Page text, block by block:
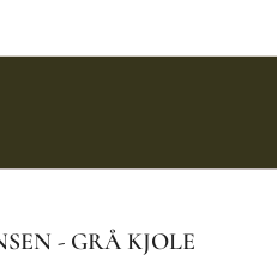
- GRÅ KJOLE